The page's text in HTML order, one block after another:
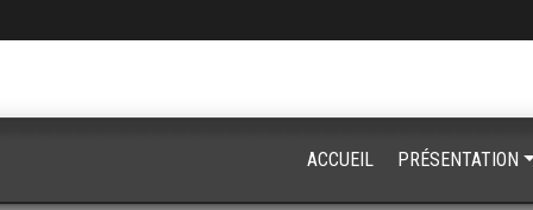
ACCUEIL PRÉSENTATION